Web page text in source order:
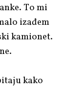
To mi
izađem
kamionet.
kako